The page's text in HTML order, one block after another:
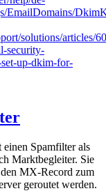
EmailDomains/
solutions/articles/
security-
up-dkim-for-
Spamfilter als
Marktbegleiter. Sie
MX-Record zum
geroutet werden.